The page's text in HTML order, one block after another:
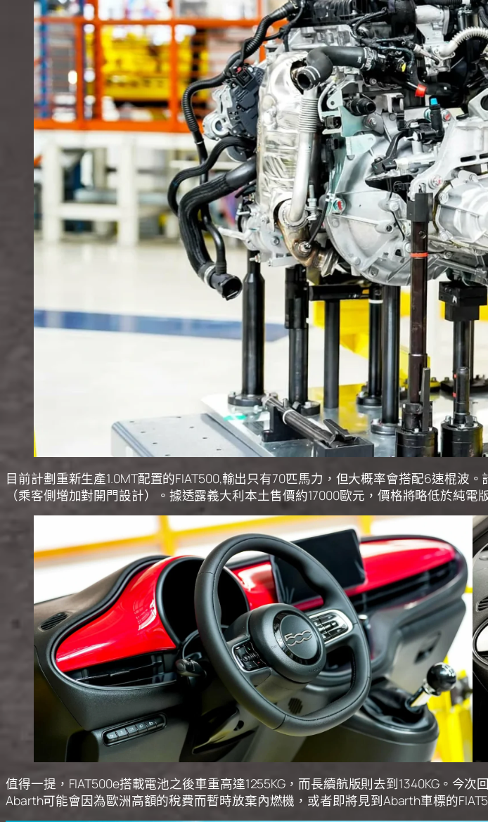
目前計劃重新生產1.0MT配置的FIAT500,輸出只有70匹馬力，但大概率會搭配6速棍波
（乘客側增加對開門設計）。據透露義大利本土售價約17000歐元，價格將略低於純電
值得一提，FIAT500e搭載電池之後車重高達1255KG，而長續航版則去到1340KG。今
Abarth可能會因為歐洲高額的稅費而暫時放棄內燃機，或者即將見到Abarth車標的